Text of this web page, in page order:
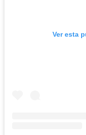
Ver esta